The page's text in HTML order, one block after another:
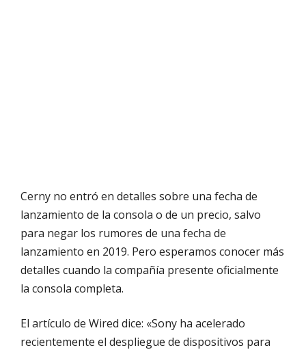
Cerny no entró en detalles sobre una fecha de
lanzamiento de la consola o de un precio, salvo
para negar los rumores de una fecha de
lanzamiento en 2019. Pero esperamos conocer más
detalles cuando la compañía presente oficialmente
la consola completa.
El artículo de Wired dice: «Sony ha acelerado
recientemente el despliegue de dispositivos para